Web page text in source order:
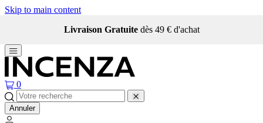
Skip to main content
Livraison Gratuite dès 49 € d'achat
0
Annuler